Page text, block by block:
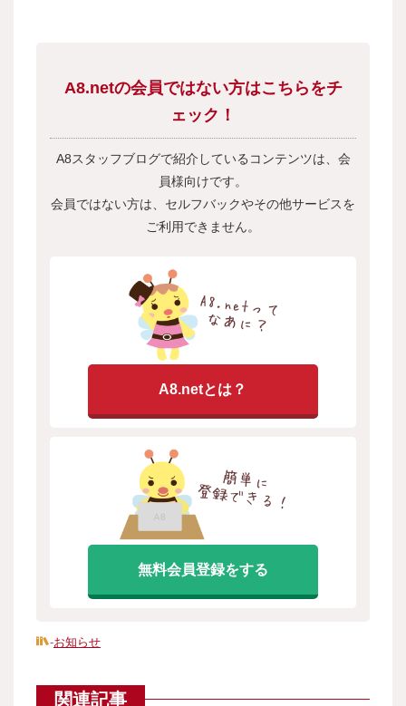
A8.netの会員ではない方はこちらをチ
ェック！
A8スタッフブログで紹介しているコンテンツは、会
員様向けです。
会員ではない方は、セルフバックやその他サービスを
ご利用できません。
A8.netとは？
無料会員登録をする
-お知らせ
関連記事